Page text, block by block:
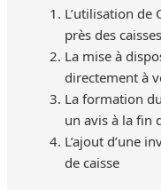
L’utilisation de
près des
La mise à
directement à
La formation
un avis à la fin
L’ajout d’une
de caisse